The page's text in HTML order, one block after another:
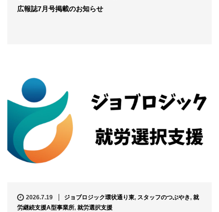
広報誌7月号掲載のお知らせ
2026.7.19 ジョブロジック環状通り東, スタッフのつぶやき, 就
労継続支援A型事業所, 就労選択支援